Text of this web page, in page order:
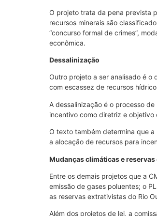
O projeto trata da pena prevista
recursos minerais são
“concurso formal de crimes”,
econômica.
Dessalinização
Outro projeto a ser analisado é o
com escassez de recursos
A dessalinização é o processo
incentivo como diretriz e objetivo
O texto também determina que
a alocação de recursos para
Mudanças climáticas e
Entre os demais projetos que a
emissão de gases poluentes; o
as reservas extrativistas do Rio
Além dos projetos de lei, a